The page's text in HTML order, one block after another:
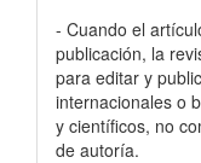
- Cuando el
publicación, la
para editar y
internacionales o
y científicos, no
de autoría.